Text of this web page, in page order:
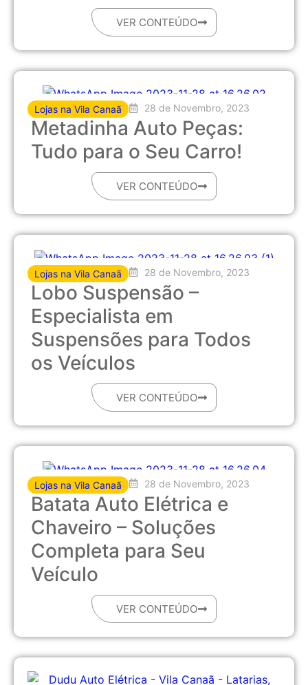
VER CONTEÚDO
Lojas na Vila Canaã 28 de Novembro, 2023
Metadinha Auto Peças:
Tudo para o Seu Carro!
VER CONTEÚDO
Lojas na Vila Canaã 28 de Novembro, 2023
Lobo Suspensão –
Especialista em
Suspensões para Todos
os Veículos
VER CONTEÚDO
Lojas na Vila Canaã 28 de Novembro, 2023
Batata Auto Elétrica e
Chaveiro – Soluções
Completa para Seu
Veículo
VER CONTEÚDO